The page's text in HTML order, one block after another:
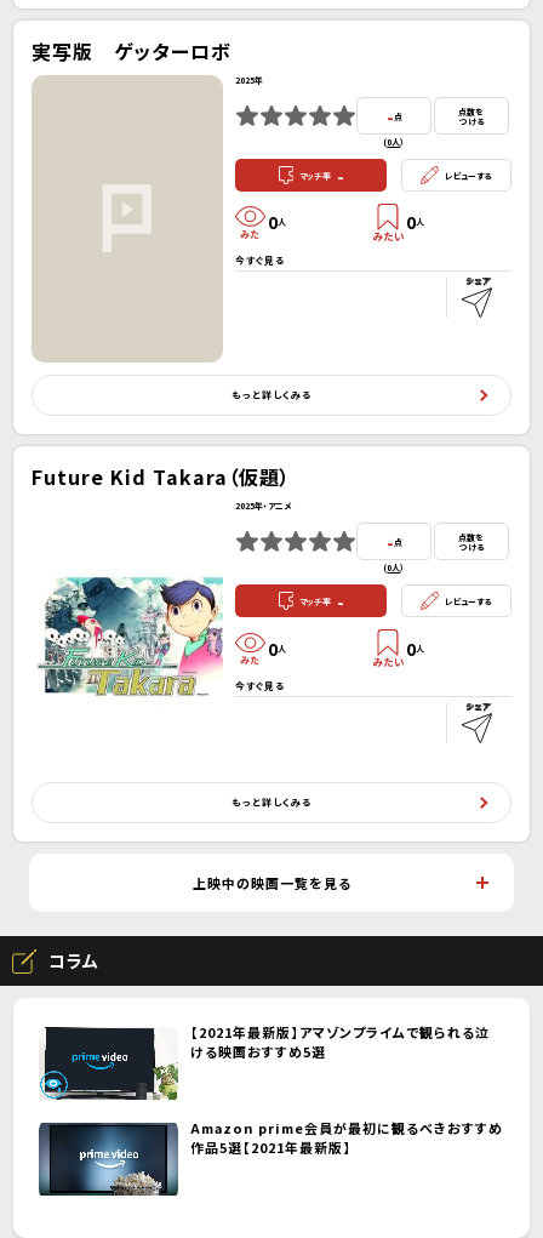
実写版 ゲッターロボ
2025年
- 点
(0人）
点数を
つける
マッチ率 - レビューする
0人 0人
今すぐ見る
もっと詳しくみる
Future Kid Takara（仮題）
2025年・アニメ
- 点
(0人）
点数を
つける
マッチ率 - レビューする
0人 0人
今すぐ見る
もっと詳しくみる
上映中の映画一覧を見る
コラム
【2021年最新版】アマゾンプライムで観られる泣
ける映画おすすめ5選
Amazon prime会員が最初に観るべきおすすめ
作品5選【2021年最新版】